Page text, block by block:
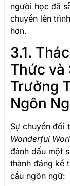
người học đã
chuyển lên
hơn.
3.1.
Thức và
Trưởng
Ngôn
Sự chuyển đổi
Wonderful
đánh dấu một
thành đáng kể
cầu ngôn ngữ: